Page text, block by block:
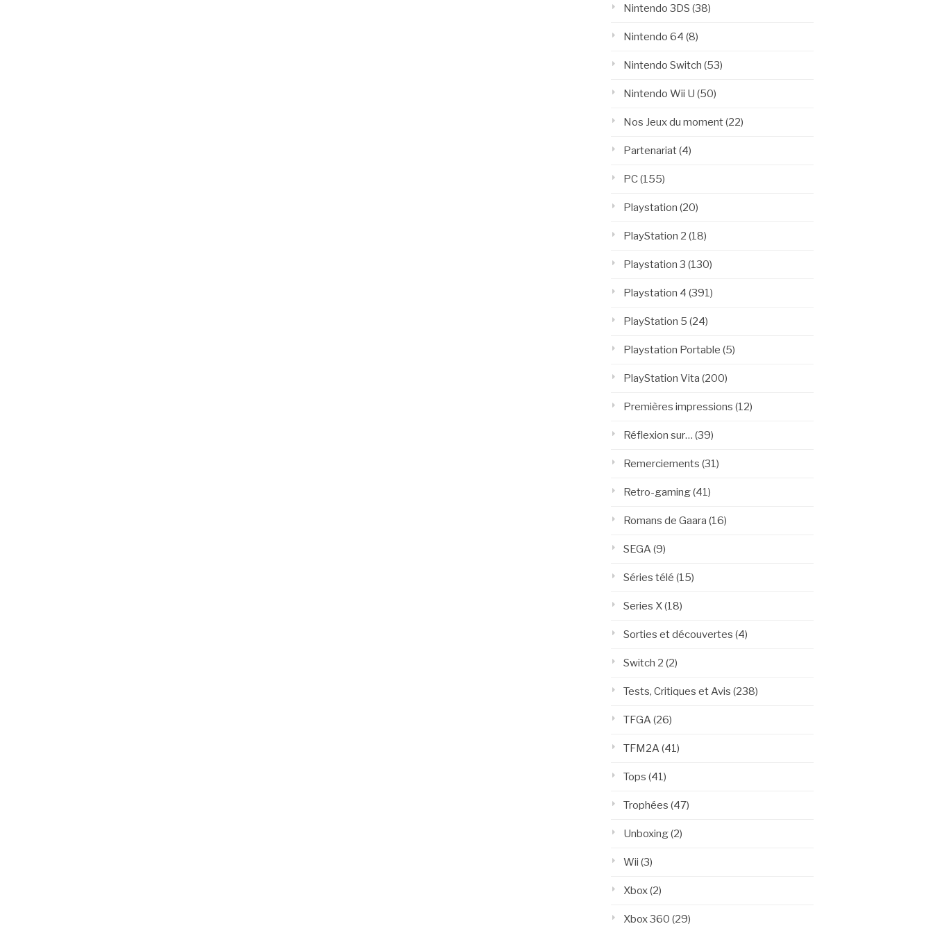
Nintendo 3DS (38)
Nintendo 64 (8)
Nintendo Switch (53)
Nintendo Wii U (50)
Nos Jeux du moment(22)
Partenariat(4)
PC(155)
Playstation (20)
PlayStation 2 (18)
Playstation 3 (130)
Playstation 4 (391)
PlayStation 5 (24)
Playstation Portable (5)
PlayStation Vita (200)
Premières impressions (12)
Réflexion sur… (39)
Remerciements (31)
Retro-gaming(41)
Romans de Gaara (16)
SEGA (9)
Séries télé (15)
Series X(18)
Sorties et découvertes (4)
Switch 2 (2)
Tests, Critiques et Avis (238)
TFGA (26)
TFM2A (41)
Tops (41)
Trophées (47)
Unboxing(2)
Wii (3)
Xbox(2)
Xbox 360 (29)